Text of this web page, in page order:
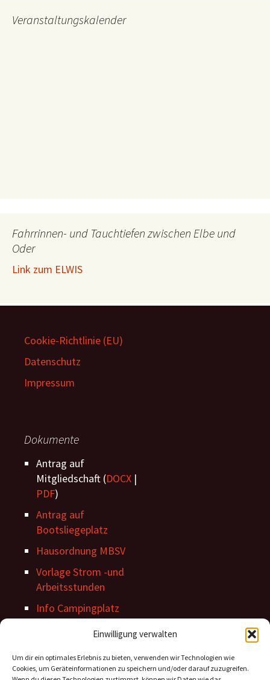
Einwilligung verwalten
Um dir ein optimales Erlebnis zu bieten, verwenden wir Technologien wie
Cookies, um Geräteinformationen zu speichern und/oder darauf zuzugreifen.
Veranstaltungskalender
Fahrrinnen- und Tauchtiefen zwischen Elbe und
Oder
Link zum ELWIS
Cookie-Richtlinie (EU)
Datenschutz
Impressum
Dokumente
Antrag auf
Mitgliedschaft (DOCX |
PDF)
Antrag auf
Bootsliegeplatz
Hausordnung MBSV
Vorlage Strom -und
Arbeitsstunden
Info Campingplatz
Stegordnung